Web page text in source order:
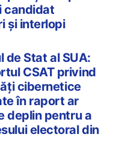
candidat
și interlopi
de Stat al SUA:
CSAT privind
cibernetice
în raport ar
deplin pentru a
electoral din